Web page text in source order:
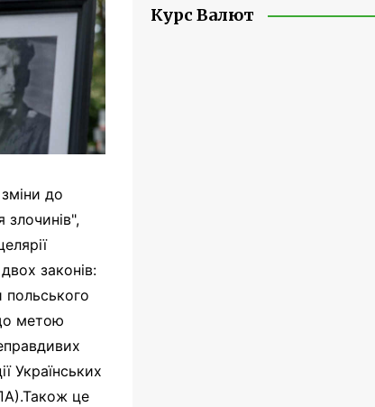
до
злочинів",
законів:
польського
метою
Українських
це
Курс Валют